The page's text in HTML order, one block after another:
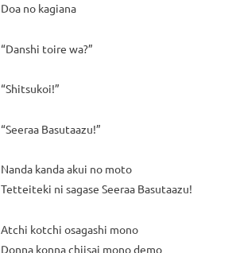
Doa no kagiana
“Danshi toire wa?”
“Shitsukoi!”
“Seeraa Basutaazu!”
Nanda kanda akui no moto
Tetteiteki ni sagase Seeraa Basutaazu!
Atchi kotchi osagashi mono
Donna konna chiisai mono demo